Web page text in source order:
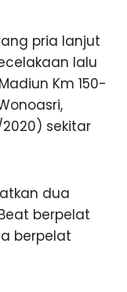
pria lanjut
lalu
Km 150-
sekitar
dua
berpelat
berpelat